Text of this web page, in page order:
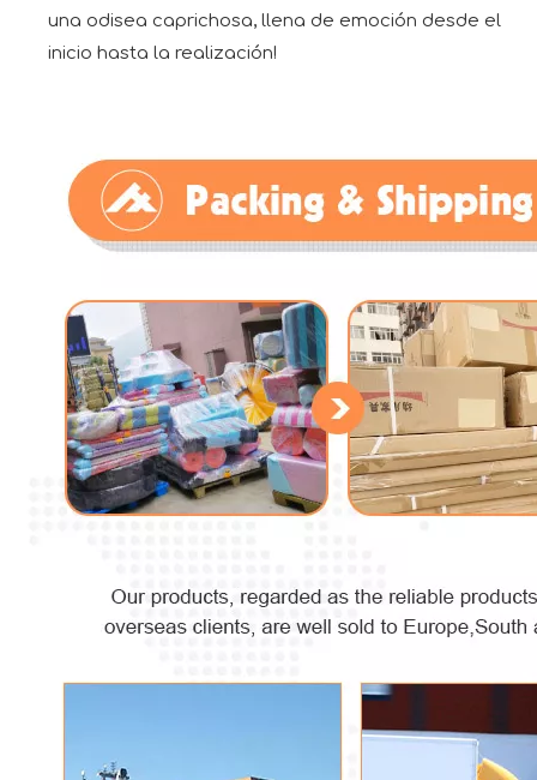
una odisea caprichosa, llena de emoción desde el
inicio hasta la realización!